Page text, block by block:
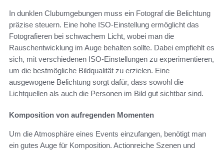
In dunklen Clubumgebungen muss ein Fotograf die Belichtung
präzise steuern. Eine hohe ISO-Einstellung ermöglicht das
Fotografieren bei schwachem Licht, wobei man die
Rauschentwicklung im Auge behalten sollte. Dabei empfiehlt es
sich, mit verschiedenen ISO-Einstellungen zu experimentieren,
um die bestmögliche Bildqualität zu erzielen. Eine
ausgewogene Belichtung sorgt dafür, dass sowohl die
Lichtquellen als auch die Personen im Bild gut sichtbar sind.
Komposition von aufregenden Momenten
Um die Atmosphäre eines Events einzufangen, benötigt man
ein gutes Auge für Komposition. Actionreiche Szenen und